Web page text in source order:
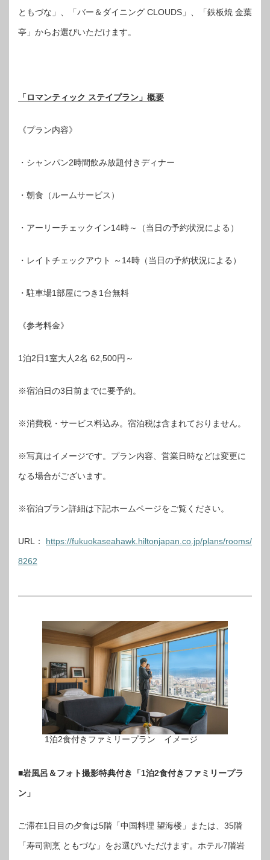
ともづな」、「バー＆ダイニング CLOUDS」、「鉄板焼 金葉
亭」からお選びいただけます。
「ロマンティック ステイプラン」概要
《プラン内容》
・シャンパン2時間飲み放題付きディナー
・朝食（ルームサービス）
・アーリーチェックイン14時～（当日の予約状況による）
・レイトチェックアウト ～14時（当日の予約状況による）
・駐車場1部屋につき1台無料
《参考料金》
1泊2日1室大人2名 62,500円～
※宿泊日の3日前までに要予約。
※消費税・サービス料込み。宿泊税は含まれておりません。
※写真はイメージです。プラン内容、営業日時などは変更に
なる場合がございます。
※宿泊プラン詳細は下記ホームページをご覧ください。
URL： https://fukuokaseahawk.hiltonjapan.co.jp/plans/rooms/
8262
1泊2食付きファミリープラン イメージ
■岩風呂＆フォト撮影特典付き「1泊2食付きファミリープラ
ン」
ご滞在1日目の夕食は5階「中国料理 望海楼」または、35階
「寿司割烹 ともづな」をお選びいただけます。ホテル7階岩